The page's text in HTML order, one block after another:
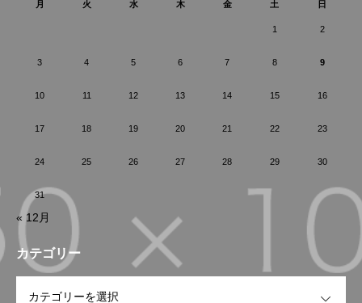
月
火 水 木 金 土 日
1 2
3 4 5 6 7 8 9
10 11 12 13 14 15 16
17 18 19 20 21 22 23
24 25 26 27 28 29 30
31
« 12月
カテゴリー